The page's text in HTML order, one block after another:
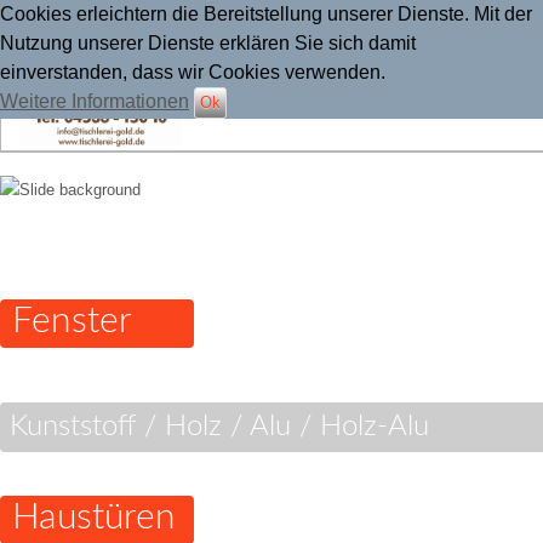
Cookies erleichtern die Bereitstellung unserer Dienste. Mit der
Nutzung unserer Dienste erklären Sie sich damit
einverstanden, dass wir Cookies verwenden.
Weitere Informationen
Ok
Fenster
Kunststoff / Holz / Alu / Holz-Alu
Haustüren